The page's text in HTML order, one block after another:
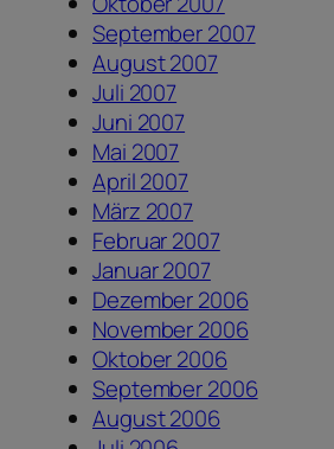
September 2007
August 2007
Juli 2007
Juni 2007
Mai 2007
April 2007
März 2007
Februar 2007
Januar 2007
Dezember 2006
November 2006
Oktober 2006
September 2006
August 2006